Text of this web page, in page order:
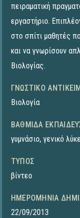
πειραματική
εργαστήριο.
στο σπίτι μαθητές
και να γνωρίσουν
Βιολογίας.
ΓΝΩΣΤΙΚΌ
Βιολογία
ΒΑΘΜΊΔΑ
γυμνάσιο, γενικό
ΤΎΠΟΣ
βίντεο
ΗΜΕΡΟΜΗΝΊΑ
22/09/2013